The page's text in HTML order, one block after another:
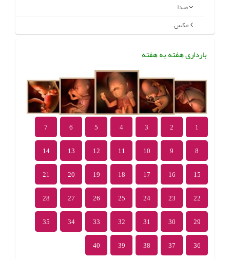
صدا
عکس
بارداری هفته به هفته
1
2
3
4
5
6
7
8
9
10
11
12
13
14
15
16
17
18
19
20
21
22
23
24
25
26
27
28
29
30
31
32
33
34
35
36
37
38
39
40